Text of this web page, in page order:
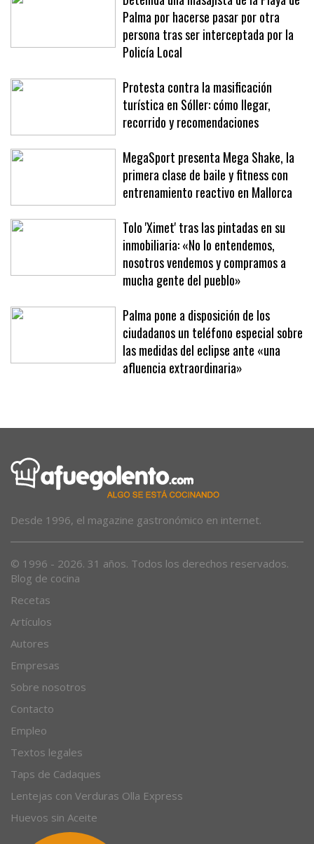
Detenida una masajista de la Playa de
Palma por hacerse pasar por otra
persona tras ser interceptada por la
Policía Local
Protesta contra la masificación
turística en Sóller: cómo llegar,
recorrido y recomendaciones
MegaSport presenta Mega Shake, la
primera clase de baile y fitness con
entrenamiento reactivo en Mallorca
Tolo 'Ximet' tras las pintadas en su
inmobiliaria: «No lo entendemos,
nosotros vendemos y compramos a
mucha gente del pueblo»
Palma pone a disposición de los
ciudadanos un teléfono especial sobre
las medidas del eclipse ante «una
Blog de cocina
Recetas
Artículos
Autores
Empresas
Sobre nosotros
Contacto
Empleo
Textos legales
Taps de Cadaques
Lentejas con Verduras Olla Express